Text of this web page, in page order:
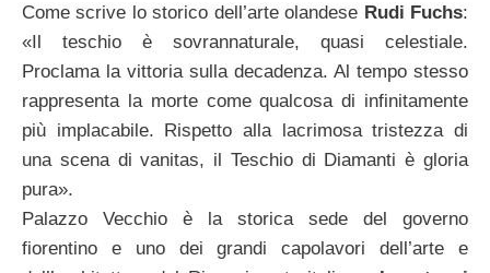
Come scrive lo storico dell’arte olandese Rudi Fuchs:
«Il teschio è sovrannaturale, quasi celestiale.
Proclama la vittoria sulla decadenza. Al tempo stesso
rappresenta la morte come qualcosa di infinitamente
più implacabile. Rispetto alla lacrimosa tristezza di
una scena di vanitas, il Teschio di Diamanti è gloria
pura».
Palazzo Vecchio è la storica sede del governo
fiorentino e uno dei grandi capolavori dell’arte e